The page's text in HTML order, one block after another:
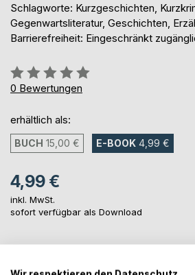
Schlagworte: Kurzgeschichten,
Gegenwartsliteratur, Geschichten,
Barrierefreiheit: Eingeschränkt
Bewertung::
0%
0 Bewertungen
erhältlich als:
BUCH 15,00 € E-BOOK 4,99 €
4,99 €
inkl. MwSt.
sofort verfügbar als Download